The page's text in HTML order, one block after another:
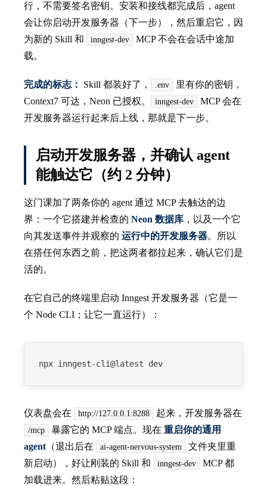
行，不需要签名密钥。安装和接线都完成后，agent
会让你启动开发服务器（下一步），然后重启它，因
为新的 Skill 和
inngest-dev
MCP 不会在会话中途加
载。
完成的标志： Skill 都装好了， .env
里有你的密钥，
Context7 可达，Neon 已授权。
inngest-dev
MCP 会在
开发服务器运行起来后上线，那就是下一步。
启动开发服务器，并确认 agent
能触达它（约 2 分钟）
这门课加了两条你的 agent 通过 MCP 去触达的边
界：一个它搭建并检查的 Neon 数据库 ，以及一个它
向其发送事件并观察的 运行中的开发服务器。所以
在搭任何东西之前，把这两者都拉起来，确认它们是
活的。
在它自己的终端里启动 Inngest 开发服务器（它是一
个 Node CLI；让它一直运行）：
npx inngest-cli@latest dev
仪表盘会在 http://127.0.0.1:8288 起来，开发服务器在
/mcp 暴露它的 MCP 端点。现在 重启你的通用
agent（退出后在 ai-agent-nervous-system
文件夹里重
新启动），好让刚装的 Skill 和
inngest-dev
MCP 都
加载进来。然后粘贴这段：